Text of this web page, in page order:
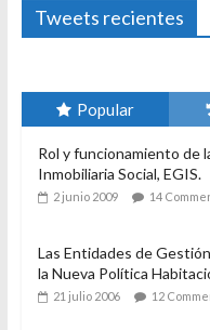
Tweets recientes
Popular
Rol y funcionamiento de
Inmobiliaria Social, EGIS.
2 junio 2009 14
Las Entidades de
la Nueva Política
21 julio 2006 12